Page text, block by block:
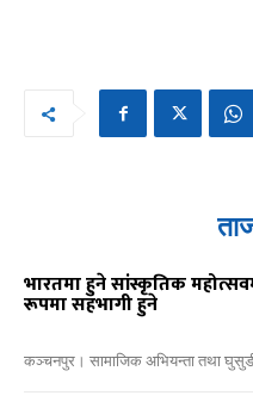
भारतमा हुने सांस्कृतिक
रूपमा सहभागी हुने
कञ्चनपुर। सामाजिक अभियन्ता तथा